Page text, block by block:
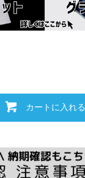
カートに入れる